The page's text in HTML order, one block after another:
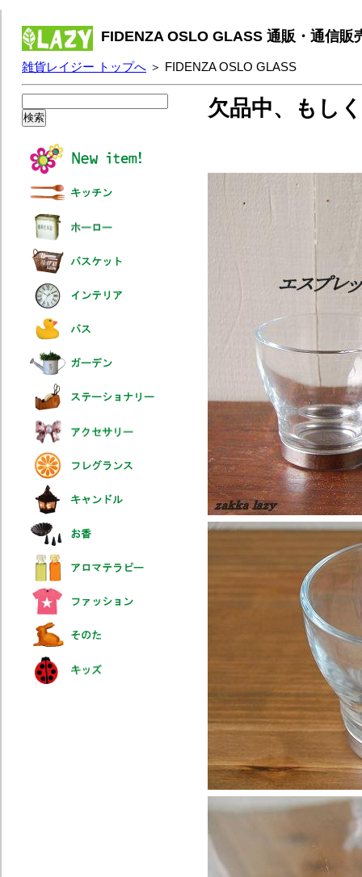
FIDENZA OSLO GLASS 通販・通信販
雑貨レイジー トップへ ＞ FIDENZA OSLO GLASS
欠品中、もし